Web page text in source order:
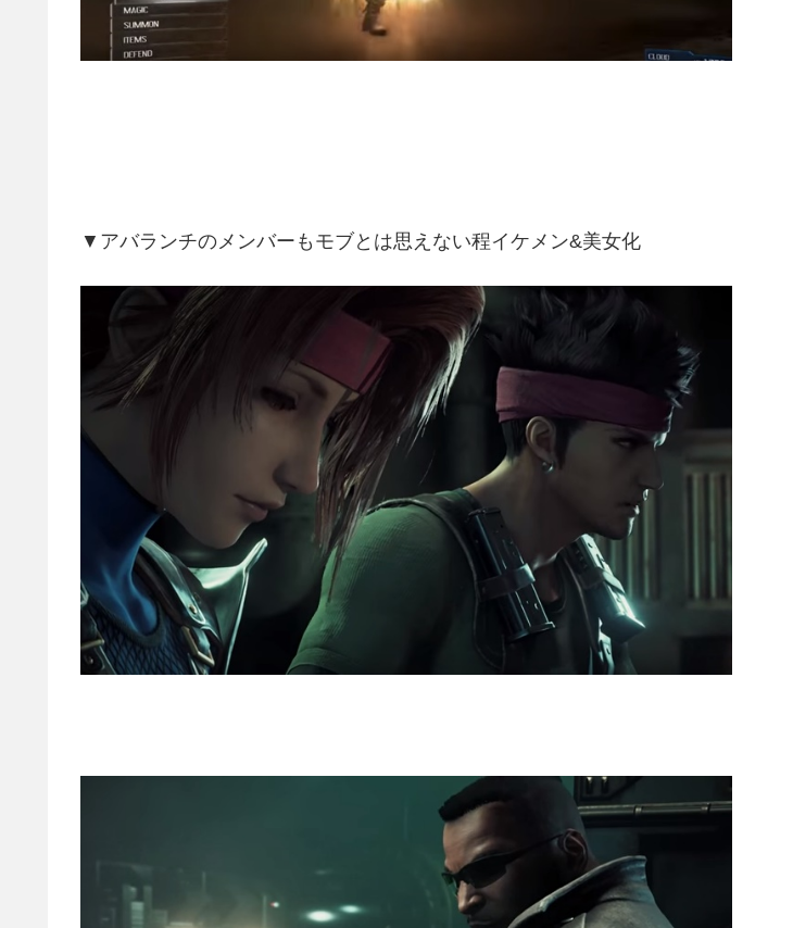
▼アバランチのメンバーもモブとは思えない程イケメン&美女化